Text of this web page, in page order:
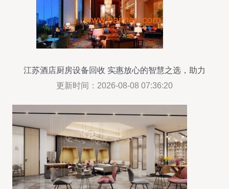
江苏酒店厨房设备回收 实惠放心的智慧之选，助力
酒店服务升级
更新时间：2026-08-08 07:36:20